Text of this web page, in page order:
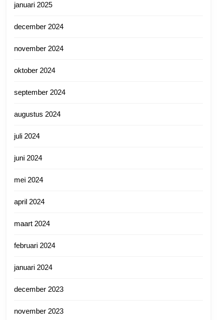
januari 2025
december 2024
november 2024
oktober 2024
september 2024
augustus 2024
juli 2024
juni 2024
mei 2024
april 2024
maart 2024
februari 2024
januari 2024
december 2023
november 2023